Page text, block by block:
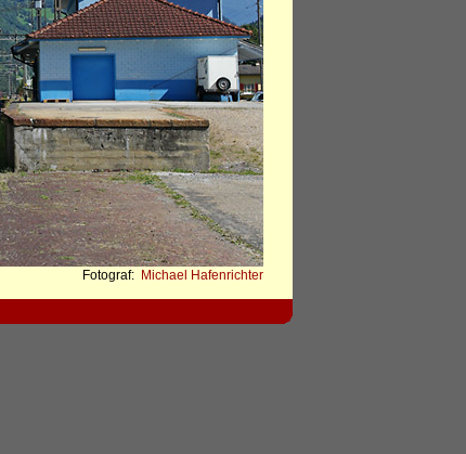
Fotograf: Michael Hafenrichter